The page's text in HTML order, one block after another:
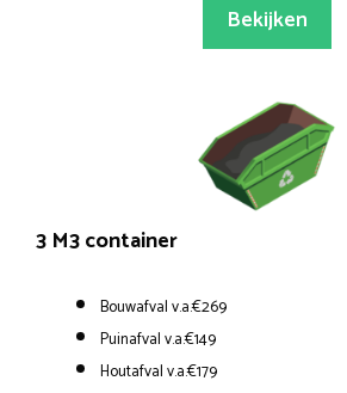
Bekijken
3 M3 container
Bouwafval v.a.€269
Puinafval v.a.€149
Houtafval v.a.€179